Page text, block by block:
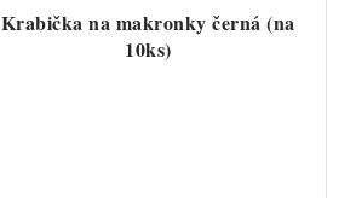
Krabička na makronky černá (na
10ks)